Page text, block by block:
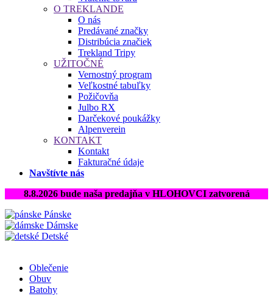
O TREKLANDE
O nás
Predávané značky
Distribúcia značiek
Trekland Tripy
UŽITOČNÉ
Vernostný program
Veľkostné tabuľky
Požičovňa
Julbo RX
Darčekové poukážky
Alpenverein
KONTAKT
Kontakt
Fakturačné údaje
Navštívte nás
8.8.2026 bude naša predajňa v HLOHOVCI zatvorená
Pánske
Dámske
Detské
Oblečenie
Obuv
Batohy